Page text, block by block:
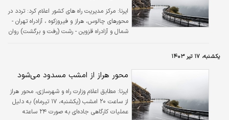
ایرنا: مرکز مدیریت راه های کشور اعلام کرد: تردد در
محورهای چالوس، هراز و فیروزکوه ، آزادراه تهران -
شمال و آزادراه قزوین - رشت (رفت و برگشت) روان
یکشنبه، ۱۷ تیر ۱۴۰۳
محور هراز از امشب مسدود می‌شود
ایرنا: مطابق اعلام وزارت راه و شهرسازی، محور هراز
از ساعت ۲۰ امشب (یکشنبه، ۱۷ تیرماه) به دلیل
عملیات کارگاهی جاده‌ای به صورت ۲۴ ساعته